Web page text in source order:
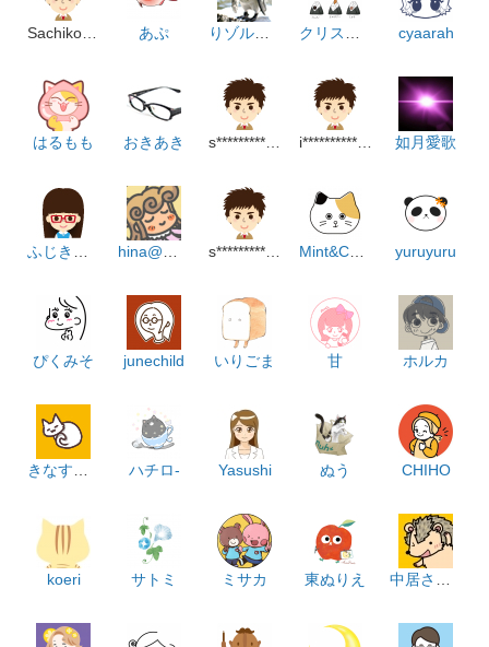
Sachiko Saito あぷ りゾルート cyaarah
はるもも おきあき s**********************m i******************************m 如月愛歌
s********************m Mint&Cocoa yuruyuru
ぴくみそ junechild いりごま 甘 ホルカ
ハチロ- Yasushi ぬう CHIHO
koeri サトミ ミサカ 東ぬりえ